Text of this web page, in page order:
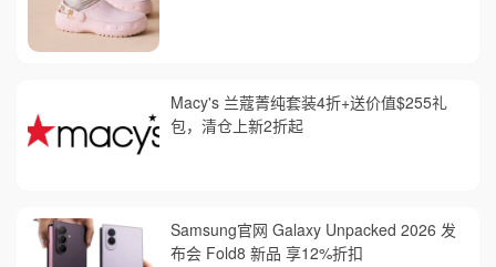
Macy's 兰蔻菁纯套装4折+送价值$255礼
包，清仓上新2折起
Samsung官网 Galaxy Unpacked 2026 发
布会 Fold8 新品 享12%折扣